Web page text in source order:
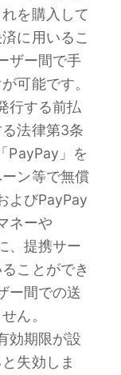
を購入して
に用いるこ
ザー間で手
可能です。
行する前払
法律第3条
PayPay」を
ン等で無償
よびPayPay
ネーや
、提携サー
ことができ
ー間での送
ん。
効期限が設
失効しま